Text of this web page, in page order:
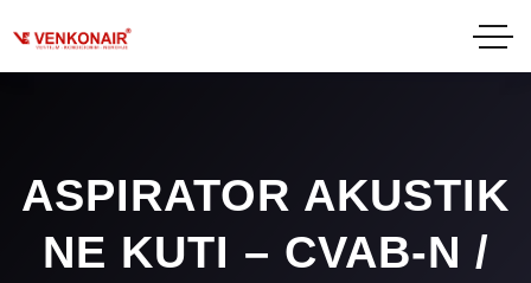
ASPIRATOR AKUSTIK
NE KUTI – CVAB-N /